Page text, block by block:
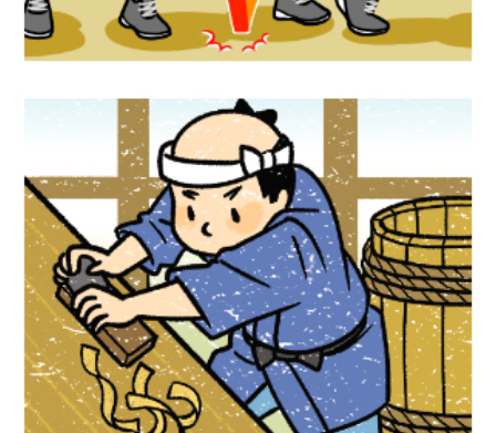
学習漫画『未来につなぐ日本の工芸品』
Gakken